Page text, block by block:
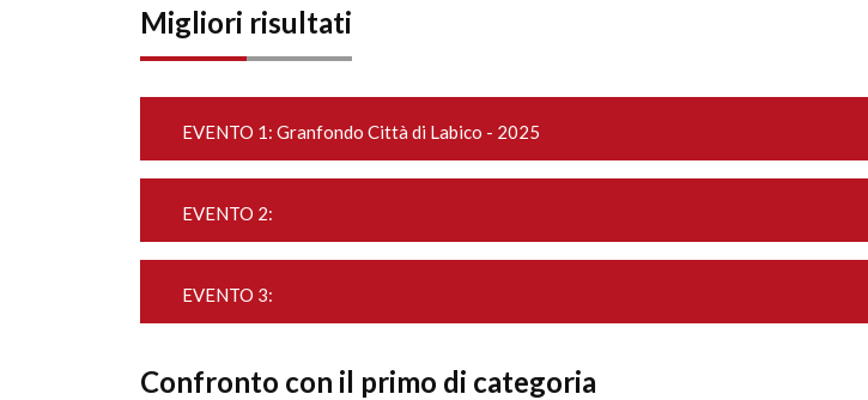
Migliori risultati
EVENTO 1: Granfondo Città di Labico - 2025
EVENTO 2:
EVENTO 3:
Confronto con il primo di categoria